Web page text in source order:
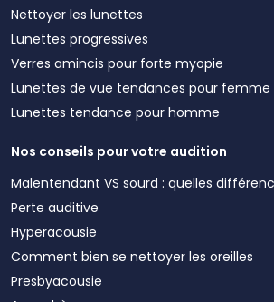
Nettoyer les lunettes
Lunettes progressives
Verres amincis pour forte myopie
Lunettes de vue tendances pour femme
Lunettes tendance pour homme
Nos conseils pour votre audition
Malentendant VS sourd : quelles
Perte auditive
Hyperacousie
Comment bien se nettoyer les oreilles
Presbyacousie